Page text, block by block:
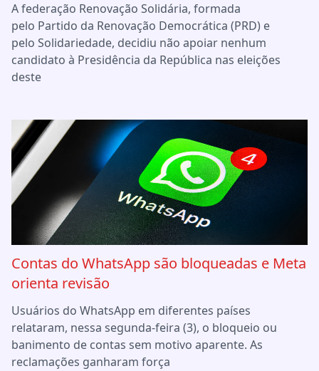
A federação Renovação Solidária, formada
pelo Partido da Renovação Democrática (PRD) e
pelo Solidariedade, decidiu não apoiar nenhum
candidato à Presidência da República nas eleições
deste
Contas do WhatsApp são bloqueadas e Meta
orienta revisão
Usuários do WhatsApp em diferentes países
relataram, nessa segunda-feira (3), o bloqueio ou
banimento de contas sem motivo aparente. As
reclamações ganharam força